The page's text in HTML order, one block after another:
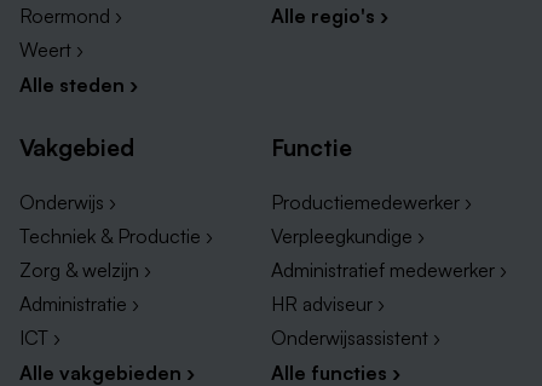
Roermond ›
Weert ›
Alle steden ›
Alle regio's ›
Vakgebied
Onderwijs ›
Techniek & Productie ›
Zorg & welzijn ›
Administratie ›
ICT ›
Alle vakgebieden ›
Functie
Productiemedewerker ›
Verpleegkundige ›
Administratief medewerker ›
HR adviseur ›
Onderwijsassistent ›
Alle functies ›